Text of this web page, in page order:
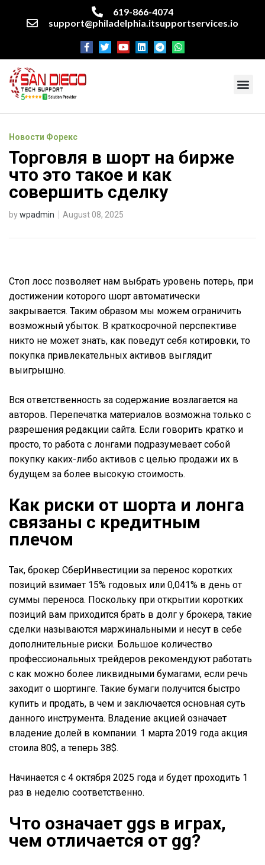
619-866-4074
support@philadelphia.itsupportservices.io
Новости Форекс
Торговля в шорт на бирже
что это такое и как
совершить сделку
bywpadmin August 08, 2025
Стоп лосс позволяет нам выбрать уровень потерь, при
достижении которого шорт автоматически
закрывается. Таким образом мы можем ограничить
возможный убыток. В краткосрочной перспективе
никто не может знать, как поведут себя котировки, то
покупка привлекательных активов выглядит
выигрышно.
Вся ответственность за содержание возлагается на
авторов. Перепечатка материалов возможна только с
разрешения редакции сайта. Если говорить кратко и
просто, то работа с лонгами подразумевает собой
покупку каких-либо активов с целью продажи их в
будущем за более высокую стоимость.
Как риски от шорта и лонга
связаны с кредитным
плечом
Так, брокер СберИнвестиции за перенос коротких
позиций взимает 15% годовых или 0,041% в день от
суммы переноса. Поскольку при открытии коротких
позиций вам приходится брать в долг у брокера, такие
сделки называются маржинальными и несут в себе
дополнительные риски. Большое количество
профессиональных трейдеров рекомендуют работать
с как можно более ликвидными бумагами, если речь
заходит о шортинге. Такие бумаги получится быстро
купить и продать, в чем и заключается основная суть
данного инструмента. Владение акцией означает
владение долей в компании. 1 марта 2019 года акция
стоила 80$, а теперь 38$.
Начинается с 4 октября 2025 года и будет проходить 1
раз в неделю соответственно.
Что означает ggs в играх,
чем отличается от gg?